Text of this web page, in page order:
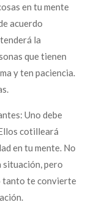
en tu mente
acuerdo
la
que tienen
y ten paciencia.
Uno debe
cotilleará
en tu mente. No
situación, pero
tanto te convierte